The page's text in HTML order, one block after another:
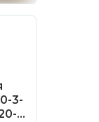
3-